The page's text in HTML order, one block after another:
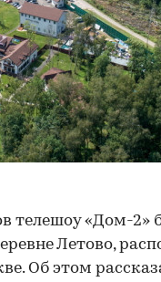
телешоу «Дом-2»
Летово,
Об этом